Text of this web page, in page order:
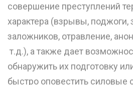
совершение преступлений
характера (взрывы, поджоги,
заложников, отравление,
т.д.), а также дает
обнаружить их подготовку
быстро оповестить силовые